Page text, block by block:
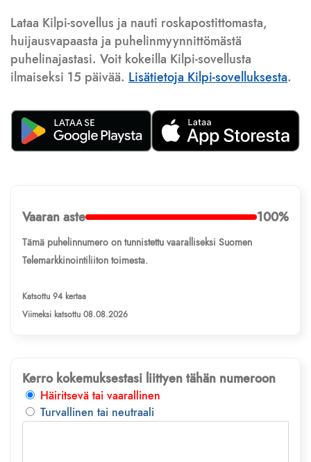
Lataa Kilpi-sovellus ja nauti roskapostittomasta,
huijausvapaasta ja puhelinmyynnittömästä
puhelinajastasi. Voit kokeilla Kilpi-sovellusta
ilmaiseksi 15 päivää. Lisätietoja Kilpi-sovelluksesta.
Vaaran aste 100%
Tämä puhelinnumero on tunnistettu vaaralliseksi Suomen
Telemarkkinointiliiton toimesta.
Katsottu 94 kertaa
Viimeksi katsottu 08.08.2026
Kerro kokemuksestasi liittyen tähän numeroon
Häiritsevä tai vaarallinen
Turvallinen tai neutraali